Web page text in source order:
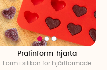
Pralinform hjärta
Form i silikon för hjärtformade